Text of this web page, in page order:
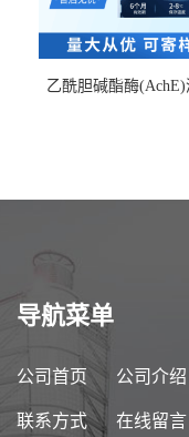
乙酰胆碱酯酶
导航菜单
公司首页 公司介绍
联系方式 在线留言